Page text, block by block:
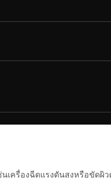
ครื่องฉีดแรงดันสูงหรือขัดผิว